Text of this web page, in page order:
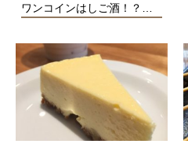
ワンコインはしご酒！？…